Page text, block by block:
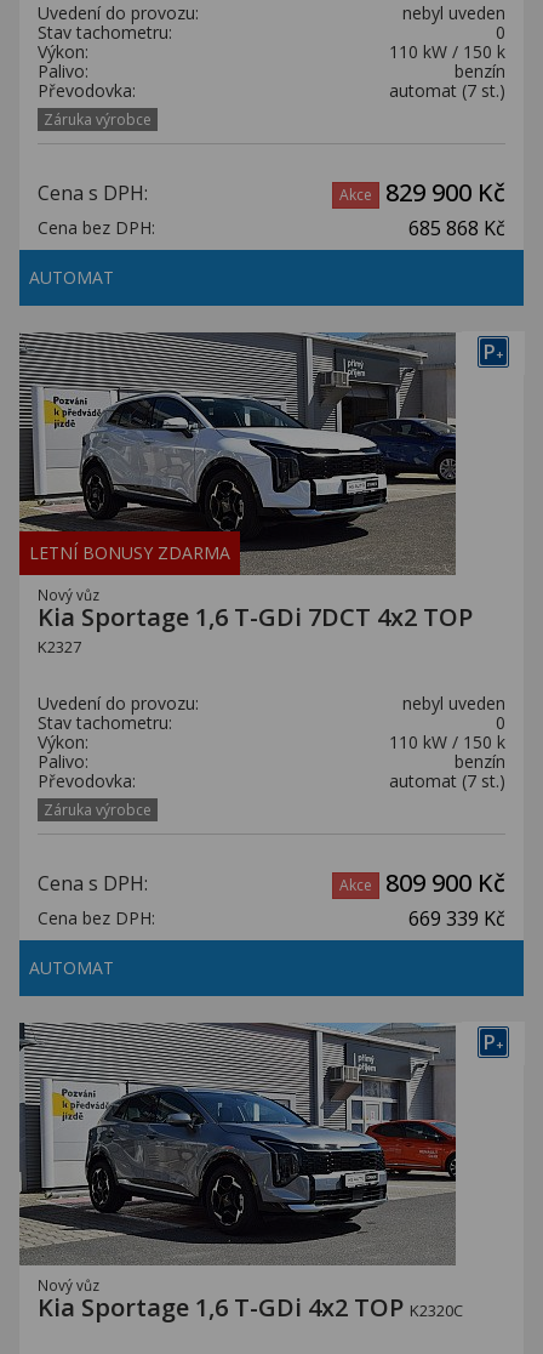
Uvedení do provozu:
nebyl uveden
Stav tachometru:
0
Výkon:
110 kW / 150 k
Palivo:
benzín
Převodovka:
automat (7 st.)
Záruka výrobce
Cena s DPH: Akce 829 900 Kč
Cena bez DPH: 685 868 Kč
AUTOMAT
P+
LETNÍ BONUSY ZDARMA
Nový vůz
Kia Sportage 1,6 T-GDi 7DCT 4x2 TOP
K2327
Uvedení do provozu:
nebyl uveden
Stav tachometru:
0
Výkon:
110 kW / 150 k
Palivo:
benzín
Převodovka:
automat (7 st.)
Záruka výrobce
Cena s DPH: Akce 809 900 Kč
Cena bez DPH: 669 339 Kč
AUTOMAT
P+
Nový vůz
Kia Sportage 1,6 T-GDi 4x2 TOP K2320C